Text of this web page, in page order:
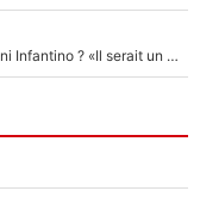
Du PSG à la tête de la FIFA pour remplacer Gianni Infantino ? «Il serait un mauvais président», le patron de la Liga s'attaque à Nasser Al-Khelaïfi !